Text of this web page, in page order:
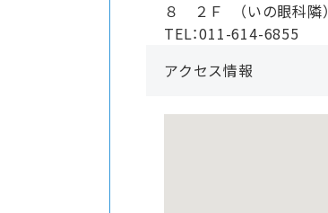
８ ２Ｆ （いの眼科隣）
TEL：011-614-6855
アクセス情報